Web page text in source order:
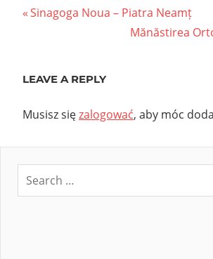
Nawigacja
Previous
Sinagoga Noua – Piatra Neamț
Next
Mănăstirea
LEAVE A REPLY
Musisz sięzalogować, aby móc